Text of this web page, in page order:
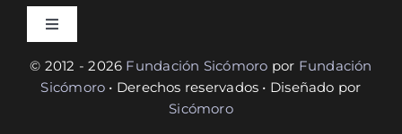
Toggle
Privacidad
© 2012 - 2026 Fundación Sicómoro por Fundación
Sicómoro • Derechos reservados • Diseñado por
Sicómoro